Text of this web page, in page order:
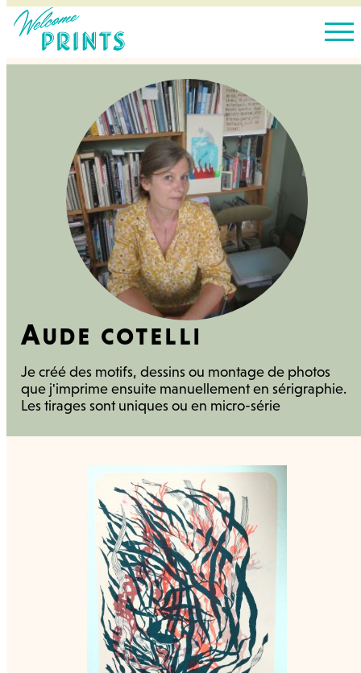
Aude cotelli
Je créé des motifs, dessins ou montage de photos
que j'imprime ensuite manuellement en sérigraphie.
Les tirages sont uniques ou en micro-série